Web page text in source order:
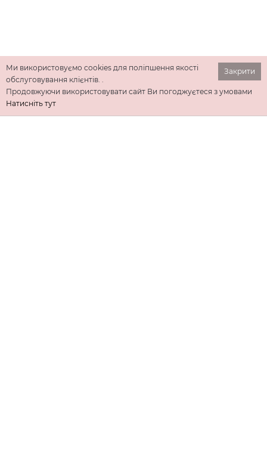
Закрити
Ми використовуємо cookies для поліпшення якості
обслуговування клієнтів. .
Продовжуючи використовувати сайт Ви погоджуєтеся з умовами
Натисніть тут